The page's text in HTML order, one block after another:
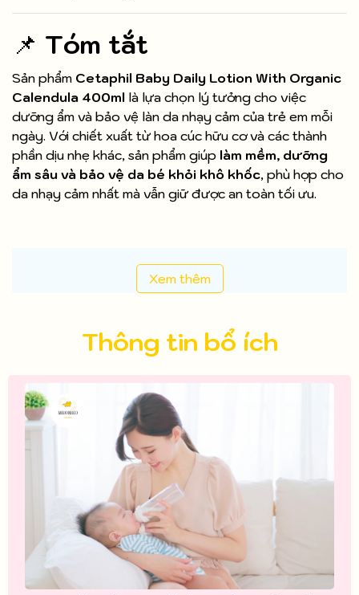
📌 Tóm tắt
Sản phẩm Cetaphil Baby Daily Lotion With Organic
Calendula 400ml là lựa chọn lý tưởng cho việc
dưỡng ẩm và bảo vệ làn da nhạy cảm của trẻ em mỗi
ngày. Với chiết xuất từ hoa cúc hữu cơ và các thành
phần dịu nhẹ khác, sản phẩm giúp làm mềm, dưỡng
ẩm sâu và bảo vệ da bé khỏi khô khốc, phù hợp cho
da nhạy cảm nhất mà vẫn giữ được an toàn tối ưu.
Xem thêm
Thông tin bổ ích